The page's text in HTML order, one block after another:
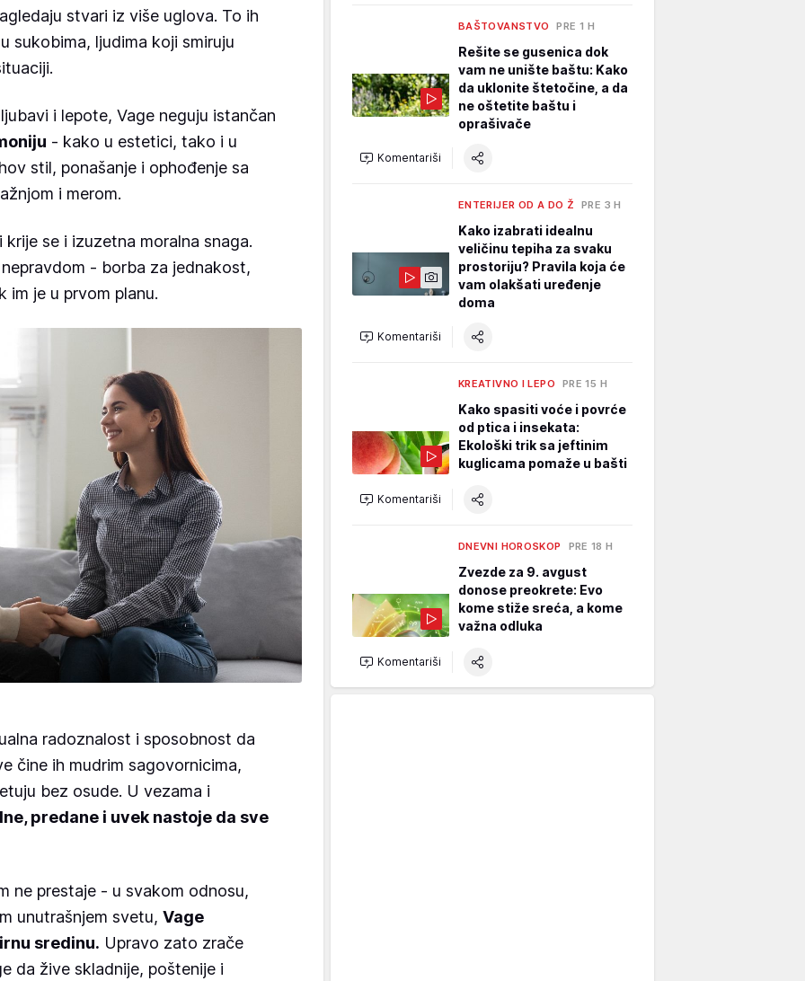
stvari iz više uglova. To ih
sukobima, ljudima koji smiruju
i lepote, Vage neguju istančan
- kako u estetici, tako i u
stil, ponašanje i ophođenje sa
i merom.
se i izuzetna moralna snaga.
- borba za jednakost,
im je u prvom planu.
radoznalost i sposobnost da
čine ih mudrim sagovornicima,
bez osude. U vezama i
predane i uvek nastoje da sve
ne prestaje - u svakom odnosu,
unutrašnjem svetu, Vage
sredinu. Upravo zato zrače
da žive skladnije, poštenije i
BAŠTOVANSTVO PRE 1 H
Rešite se gusenica dok
vam ne unište baštu: Kako
da uklonite štetočine, a da
ne oštetite baštu i
oprašivače
Komentariši
ENTERIJER OD A DO Ž PRE 3 H
Kako izabrati idealnu
veličinu tepiha za svaku
prostoriju? Pravila koja će
vam olakšati uređenje
doma
Komentariši
KREATIVNO I LEPO PRE 15 H
Kako spasiti voće i povrće
od ptica i insekata:
Ekološki trik sa jeftinim
kuglicama pomaže u bašti
Komentariši
DNEVNI HOROSKOP PRE 18 H
Zvezde za 9. avgust
donose preokrete: Evo
kome stiže sreća, a kome
važna odluka
Komentariši